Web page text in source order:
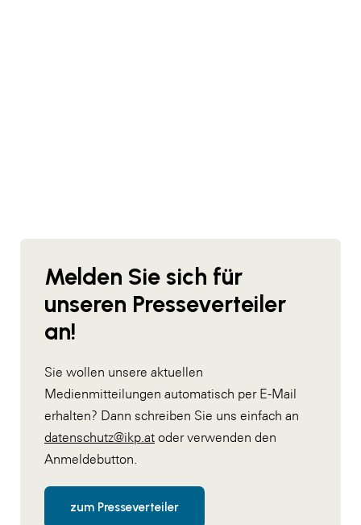
Melden Sie sich für
unseren Presseverteiler
an!
Sie wollen unsere aktuellen
Medienmitteilungen automatisch per E-Mail
erhalten? Dann schreiben Sie uns einfach an
datenschutz@ikp.at oder verwenden den
Anmeldebutton.
zum Presseverteiler